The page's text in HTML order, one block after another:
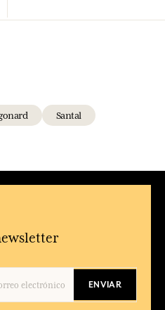
Santal
ENVIAR